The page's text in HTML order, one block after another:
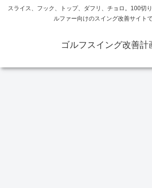
スライス、フック、トップ、ダフリ、チョロ。100切
ルファー向けのスイング改善サイトで
ゴルフスイング改善計